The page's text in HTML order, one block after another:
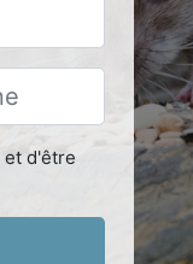
et d'être